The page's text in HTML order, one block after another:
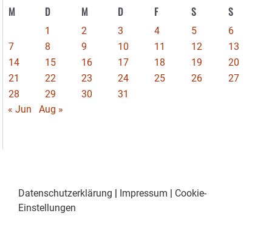
M D M D F S S
1 2 3 4 5
6
7
8 9 10 11 12
13
14
15 16 17 18 19
20
21
22 23 24 25 26
27
28
29 30
31
« Jun
Aug »
Datenschutzerklärung | Impressum | Cookie-
Einstellungen